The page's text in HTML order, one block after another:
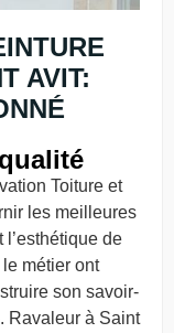
AVIT:
Toiture et
les meilleures
de
métier ont
son savoir-
Ravaleur à Saint